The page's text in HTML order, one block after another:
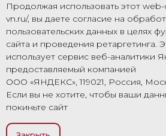
Для получения информации о
автомобилей в кредит,
обслуживании и ремонте
частях, дополнительном
также обращайтесь в сервисные
«Автостиль».
Правила пользования сайтом
Согласие на обработку
Политика конфиденциальности
Продолжая использовать этот
vn.ru/, вы даете согласие на
пользовательских данных в целях
сайта и проведения ретаргетинга.
использует сервис веб-аналитики
предоставляемый компанией
ООО «ЯНДЕКС», 119021, Россия,
Если вы не хотите, чтобы ваши
покиньте сайт